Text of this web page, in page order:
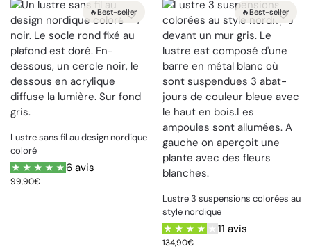
🔥Best-seller
Lustre sans fil au design nordique
coloré
6 avis
99,90€
🔥Best-seller
Lustre 3 suspensions colorées au
style nordique
11 avis
134,90€